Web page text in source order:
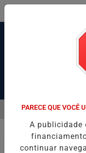
Pesquisar
EM SANTOS NO 2º
EM ALTA
Economia
PARECE QUE VOCÊ
A publicidade
continuar